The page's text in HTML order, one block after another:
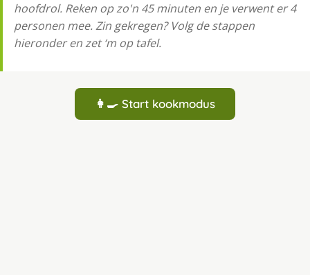
hoofdrol. Reken op zo'n 45 minuten en je verwent er 4
personen mee. Zin gekregen? Volg de stappen
hieronder en zet ‘m op tafel.
👩‍🍳 Start kookmodus